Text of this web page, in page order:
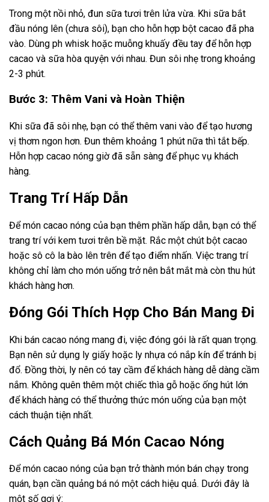
Trong một nồi nhỏ, đun sữa tươi trên lửa vừa. Khi sữa bắt
đầu nóng lên (chưa sôi), bạn cho hỗn hợp bột cacao đã pha
vào. Dùng ph whisk hoặc muỗng khuấy đều tay để hỗn hợp
cacao và sữa hòa quyện với nhau. Đun sôi nhẹ trong khoảng
2-3 phút.
Bước 3: Thêm Vani và Hoàn Thiện
Khi sữa đã sôi nhẹ, bạn có thể thêm vani vào để tạo hương
vị thơm ngon hơn. Đun thêm khoảng 1 phút nữa thì tắt bếp.
Hỗn hợp cacao nóng giờ đã sẵn sàng để phục vụ khách
hàng.
Trang Trí Hấp Dẫn
Để món cacao nóng của bạn thêm phần hấp dẫn, bạn có thể
trang trí với kem tươi trên bề mặt. Rắc một chút bột cacao
hoặc sô cô la bào lên trên để tạo điểm nhấn. Việc trang trí
không chỉ làm cho món uống trở nên bắt mắt mà còn thu hút
khách hàng hơn.
Đóng Gói Thích Hợp Cho Bán Mang Đi
Khi bán cacao nóng mang đi, việc đóng gói là rất quan trọng.
Bạn nên sử dụng ly giấy hoặc ly nhựa có nắp kín để tránh bị
đổ. Đồng thời, ly nên có tay cầm để khách hàng dễ dàng cầm
nắm. Không quên thêm một chiếc thìa gỗ hoặc ống hút lớn
để khách hàng có thể thưởng thức món uống của bạn một
cách thuận tiện nhất.
Cách Quảng Bá Món Cacao Nóng
Để món cacao nóng của bạn trở thành món bán chạy trong
quán, bạn cần quảng bá nó một cách hiệu quả. Dưới đây là
một số gợi ý: